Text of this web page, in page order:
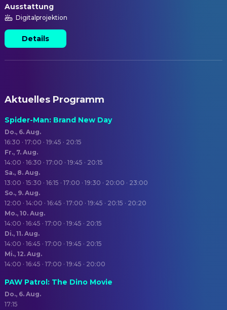
Ausstattung
Digitalprojektion
Details
Aktuelles Programm
Spider-Man: Brand New Day
Do., 6. Aug.
16:30 · 17:00 · 19:45 · 20:15
Fr., 7. Aug.
14:00 · 16:30 · 17:00 · 19:45 · 20:15
Sa., 8. Aug.
13:00 · 15:30 · 16:15 · 17:00 · 19:30 · 20:00 · 23:00
So., 9. Aug.
12:00 · 14:00 · 16:45 · 17:00 · 19:45 · 20:15 · 20:20
Mo., 10. Aug.
14:00 · 16:45 · 17:00 · 19:45 · 20:15
Di., 11. Aug.
14:00 · 16:45 · 17:00 · 19:45 · 20:15
Mi., 12. Aug.
14:00 · 16:45 · 17:00 · 19:45 · 20:00
PAW Patrol: The Dino Movie
Do., 6. Aug.
17:15